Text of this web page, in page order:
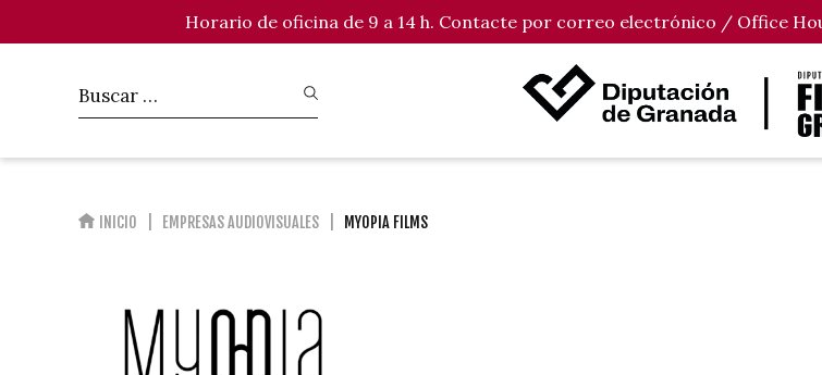
Horario de oficina de 9 a 14 h. Contacte por correo electrónico / Office
INICIO EMPRESAS AUDIOVISUALES MYOPIA FILMS